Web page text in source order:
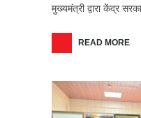
मुख्यमंत्री द्वारा केंद्र
READ MORE